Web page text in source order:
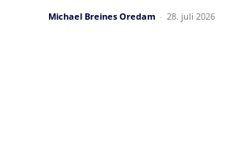
Michael Breines Oredam - 28. juli 2026